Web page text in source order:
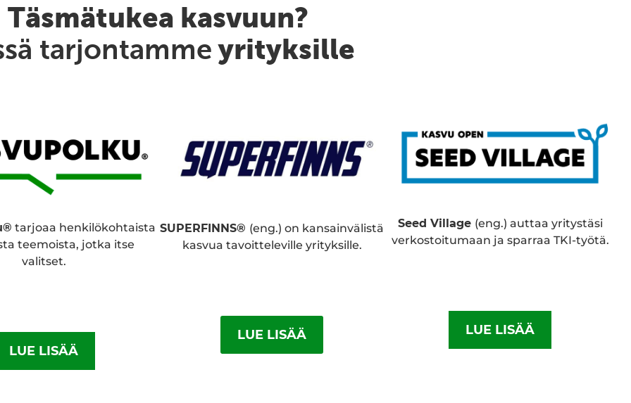
Täsmätukea kasvuun?
tarjontamme yrityksille
tarjoaa henkilökohtaista
teemoista, jotka itse
valitset.
LUE LISÄÄ
SUPERFINNS® (eng.) on kansainvälistä
kasvua tavoitteleville yrityksille.
LUE LISÄÄ
Seed Village (eng.) auttaa yritystäsi
verkostoitumaan ja sparraa TKI-työtä.
LUE LISÄÄ